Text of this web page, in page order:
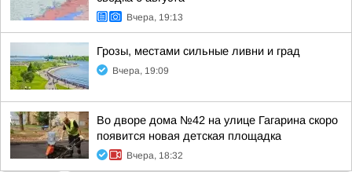
Вчера, 19:13
Грозы, местами сильные ливни и град
Вчера, 19:09
Во дворе дома №42 на улице Гагарина скоро
появится новая детская площадка
Вчера, 18:32